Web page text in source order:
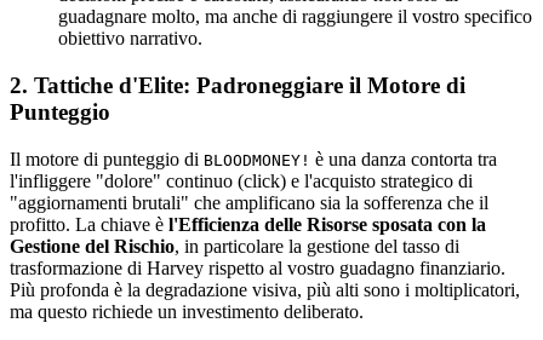
guadagnare molto, ma anche di raggiungere il vostro specifico
obiettivo narrativo.
2. Tattiche d'Elite: Padroneggiare il Motore di
Punteggio
Il motore di punteggio di BLOODMONEY! è una danza contorta tra
l'infliggere "dolore" continuo (click) e l'acquisto strategico di
"aggiornamenti brutali" che amplificano sia la sofferenza che il
profitto. La chiave è l'Efficienza delle Risorse sposata con la
Gestione del Rischio, in particolare la gestione del tasso di
trasformazione di Harvey rispetto al vostro guadagno finanziario.
Più profonda è la degradazione visiva, più alti sono i moltiplicatori,
ma questo richiede un investimento deliberato.